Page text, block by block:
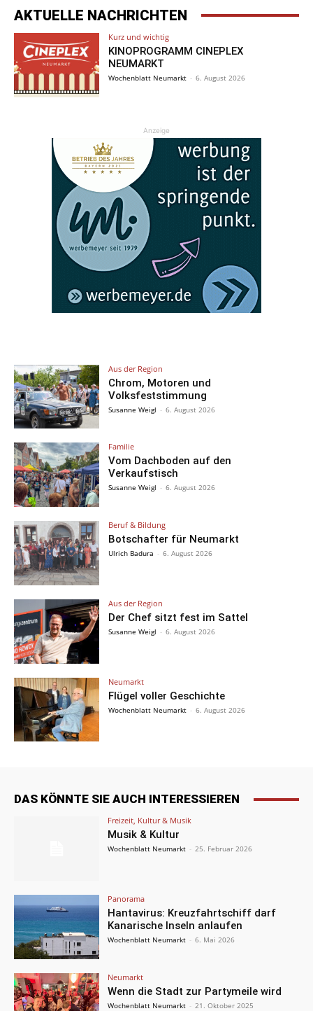
AKTUELLE NACHRICHTEN
Kurz und wichtig
KINOPROGRAMM CINEPLEX
NEUMARKT
Wochenblatt Neumarkt - 6. August 2026
Anzeige
Aus der Region
Chrom, Motoren und
Volksfeststimmung
Susanne Weigl - 6. August 2026
Familie
Vom Dachboden auf den
Verkaufstisch
Susanne Weigl - 6. August 2026
Beruf & Bildung
Botschafter für Neumarkt
Ulrich Badura - 6. August 2026
Aus der Region
Der Chef sitzt fest im Sattel
Susanne Weigl - 6. August 2026
Neumarkt
Flügel voller Geschichte
Wochenblatt Neumarkt - 6. August 2026
DAS KÖNNTE SIE AUCH INTERESSIEREN
Freizeit, Kultur & Musik
Musik & Kultur
Wochenblatt Neumarkt - 25. Februar 2026
Panorama
Hantavirus: Kreuzfahrtschiff darf
Kanarische Inseln anlaufen
Wochenblatt Neumarkt - 6. Mai 2026
Neumarkt
Wenn die Stadt zur Partymeile wird
Wochenblatt Neumarkt - 21. Oktober 2025